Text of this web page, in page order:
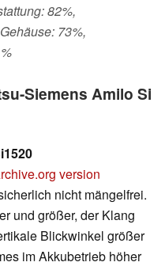
82%,
73%,
Siemens Amilo Si
version
nicht mängelfrei.
und größer, der Klang
Blickwinkel größer
im Akkubetrieb höher